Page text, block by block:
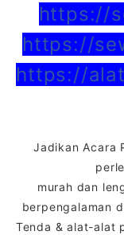
https://
https://
https://
Jadikan Acara
murah dan
berpengalaman
Tenda & alat-alat